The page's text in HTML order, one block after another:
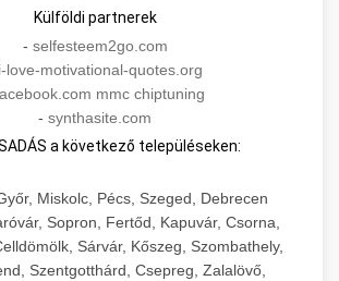
Külföldi partnerek
- selfesteem2go.com
i-love-motivational-quotes.org
mmc chiptuning
- synthasite.com
a következő településeken:
Miskolc, Pécs, Szeged, Debrecen
Sopron, Fertőd, Kapuvár, Csorna,
Sárvár, Kőszeg, Szombathely,
Szentgotthárd, Csepreg, Zalalövő,